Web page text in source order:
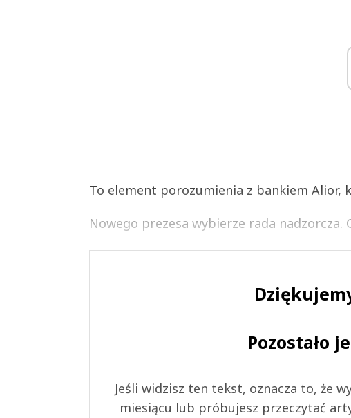
To element porozumienia z bankiem Alior,
Nowego prezesa wybierze rada nadzorcza.
Pozostało
Jeśli widzisz ten tekst, oznacza to, że
miesiącu lub próbujesz przeczytać